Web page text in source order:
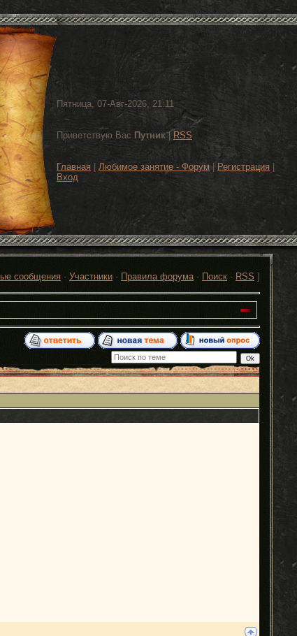
Пятница, 07-Авг-2026, 21:11
Приветствую Вас Путник| RSS
Главная Любимое занятие - Форум| Регистрация
Вход
сообщения · Участники · Правила форума· Поиск · RSS ]